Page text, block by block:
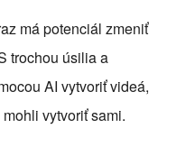
má potenciál zmeniť
trochou úsilia a
AI vytvoriť videá,
vytvoriť sami.